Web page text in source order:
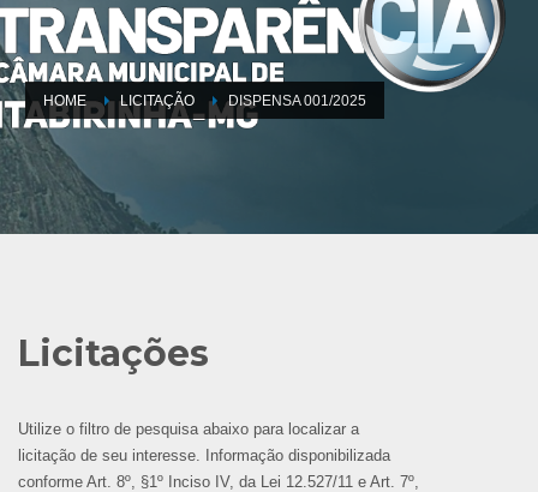
HOME LICITAÇÃO DISPENSA 001/2025
Licitações
Utilize o filtro de pesquisa abaixo para localizar a
licitação de seu interesse. Informação disponibilizada
conforme Art. 8º, §1º Inciso IV, da Lei 12.527/11 e Art. 7º,